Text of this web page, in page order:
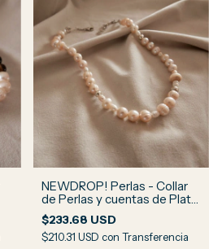
NEWDROP! Perlas - Collar
de Perlas y cuentas de Plata
N1
$233.68 USD
$210.31 USD con Transferencia